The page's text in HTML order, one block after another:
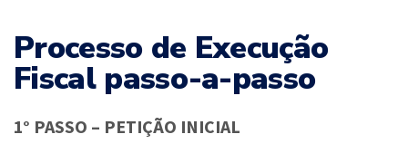
Processo de Execução
Fiscal passo-a-passo
1° PASSO – PETIÇÃO INICIAL